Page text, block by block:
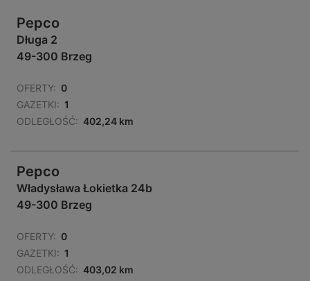
Pepco
Długa 2
49-300 Brzeg
OFERTY: 0
GAZETKI: 1
ODLEGŁOŚĆ: 402,24 km
Pepco
Władysława Łokietka 24b
49-300 Brzeg
OFERTY: 0
GAZETKI: 1
ODLEGŁOŚĆ: 403,02 km